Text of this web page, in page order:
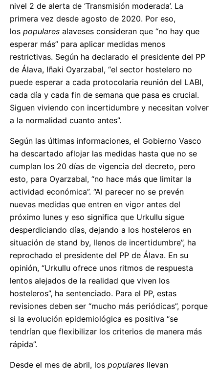
nivel 2 de alerta de ‘Transmisión moderada’. La
primera vez desde agosto de 2020. Por eso,
los populares alaveses consideran que “no hay que
esperar más” para aplicar medidas menos
restrictivas. Según ha declarado el presidente del PP
de Álava, Iñaki Oyarzabal, “el sector hostelero no
puede esperar a cada protocolaria reunión del LABI,
cada día y cada fin de semana que pasa es crucial.
Siguen viviendo con incertidumbre y necesitan volver
a la normalidad cuanto antes”.
Según las últimas informaciones, el Gobierno Vasco
ha descartado aflojar las medidas hasta que no se
cumplan los 20 días de vigencia del decreto, pero
esto, para Oyarzabal, “no hace más que limitar la
actividad económica”. “Al parecer no se prevén
nuevas medidas que entren en vigor antes del
próximo lunes y eso significa que Urkullu sigue
desperdiciando días, dejando a los hosteleros en
situación de stand by, llenos de incertidumbre”, ha
reprochado el presidente del PP de Álava. En su
opinión, “Urkullu ofrece unos ritmos de respuesta
lentos alejados de la realidad que viven los
hosteleros”, ha sentenciado. Para el PP, estas
revisiones deben ser “mucho más periódicas”, porque
si la evolución epidemiológica es positiva “se
tendrían que flexibilizar los criterios de manera más
rápida”.
Desde el mes de abril, los populares llevan